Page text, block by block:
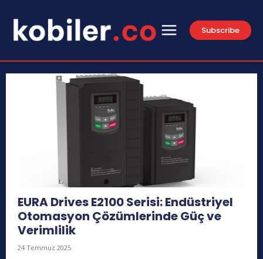
Subscribe
EURA Drives E2100 Serisi: Endüstriyel
Otomasyon Çözümlerinde Güç ve
Verimlilik
24 Temmuz 2025